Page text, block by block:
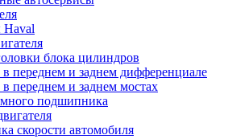
Haval
блока цилиндров
в переднем и заднем дифференциале
переднем и заднем мостах
подшипника
скорости автомобиля